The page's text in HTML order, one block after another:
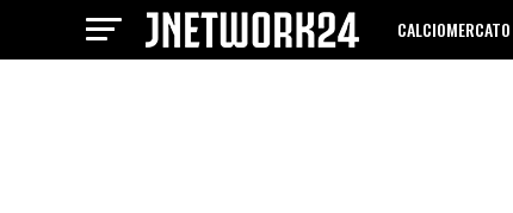
CALCIOMERCATO